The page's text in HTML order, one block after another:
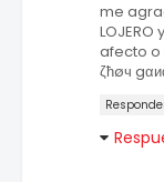
me
afecto o
ζħøч